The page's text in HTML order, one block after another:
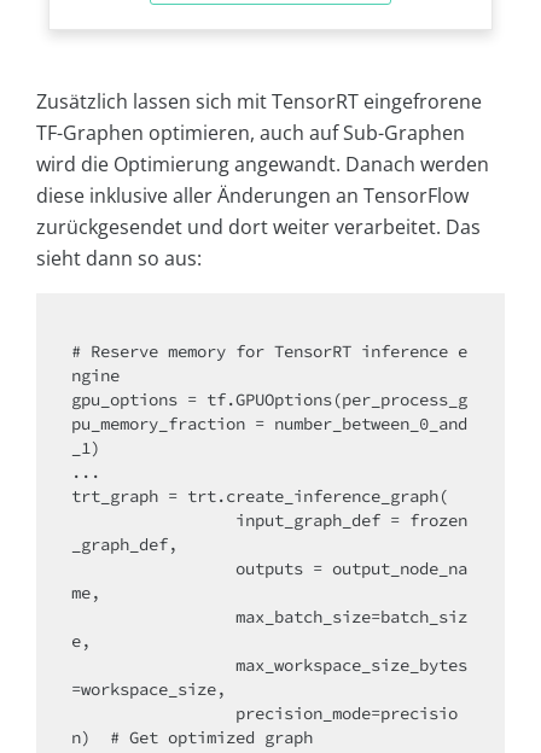
Zusätzlich lassen sich mit TensorRT eingefrorene
TF-Graphen optimieren, auch auf Sub-Graphen
wird die Optimierung angewandt. Danach werden
diese inklusive aller Änderungen an TensorFlow
zurückgesendet und dort weiter verarbeitet. Das
sieht dann so aus:
# Reserve memory for TensorRT inference e
ngine
gpu_options = tf.GPUOptions(per_process_g
pu_memory_fraction = number_between_0_and
_1)
...
trt_graph = trt.create_inference_graph(
_graph_def,
me,
e,
=workspace_size,
n)  # Get optimized graph